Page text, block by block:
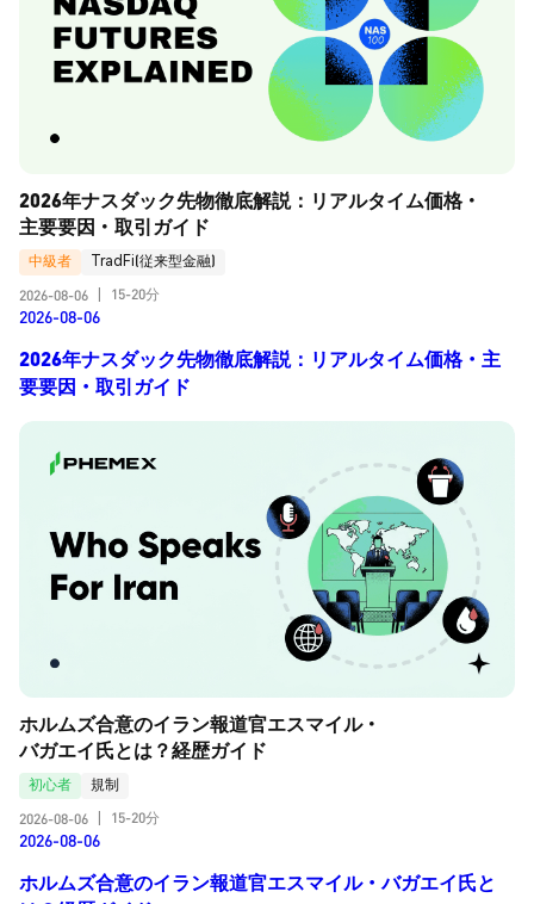
2026年ナスダック先物徹底解説：リアルタイム価格・
主要要因・取引ガイド
中級者
TradFi(従来型金融)
2026-08-06
15-20分
2026-08-06
2026年ナスダック先物徹底解説：リアルタイム価格・主
要要因・取引ガイド
ホルムズ合意のイラン報道官エスマイル・
バガエイ氏とは？経歴ガイド
初心者
規制
2026-08-06
15-20分
2026-08-06
ホルムズ合意のイラン報道官エスマイル・バガエイ氏と